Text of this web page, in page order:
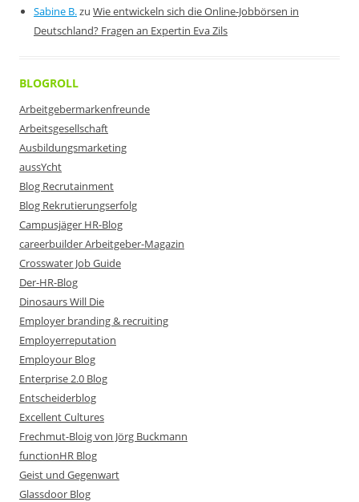
Sabine B.zu Wie entwickeln sich die Online-Jobbörsen in
Deutschland? Fragen an Expertin Eva Zils
BLOGROLL
Arbeitgebermarkenfreunde
Arbeitsgesellschaft
Ausbildungsmarketing
aussYcht
Blog Recrutainment
Blog Rekrutierungserfolg
Campusjäger HR-Blog
careerbuilder Arbeitgeber-Magazin
Crosswater Job Guide
Der-HR-Blog
Dinosaurs Will Die
Employer branding & recruiting
Employerreputation
Employour Blog
Enterprise 2.0 Blog
Entscheiderblog
Excellent Cultures
Frechmut-Bloig von Jörg Buckmann
functionHR Blog
Geist und Gegenwart
Glassdoor Blog